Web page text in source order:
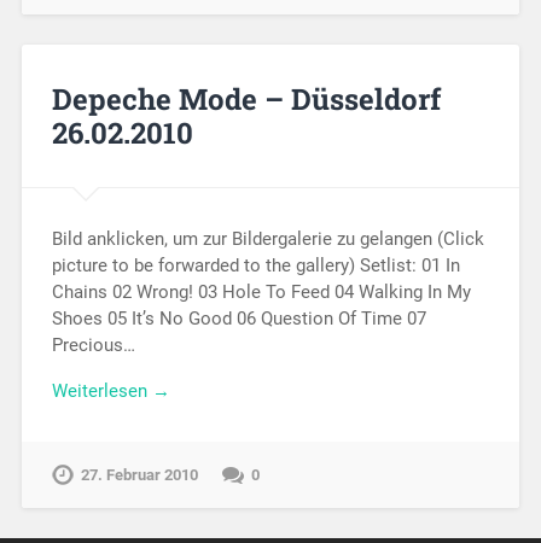
Depeche Mode – Düsseldorf
26.02.2010
Bild anklicken, um zur Bildergalerie zu gelangen (Click
picture to be forwarded to the gallery) Setlist: 01 In
Chains 02 Wrong! 03 Hole To Feed 04 Walking In My
Shoes 05 It’s No Good 06 Question Of Time 07
Precious…
Weiterlesen →
27. Februar 2010 0